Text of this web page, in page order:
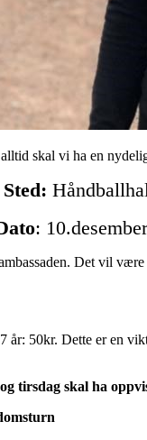
skal vi ha en
Sted:
:
Det vil
år: 50kr. Dette er en
tirsdag skal ha